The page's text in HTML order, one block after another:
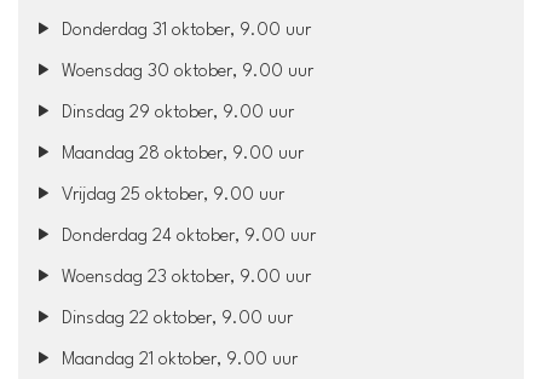
Donderdag 31 oktober, 9.00 uur
Woensdag 30 oktober, 9.00 uur
Dinsdag 29 oktober, 9.00 uur
Maandag 28 oktober, 9.00 uur
Vrijdag 25 oktober, 9.00 uur
Donderdag 24 oktober, 9.00 uur
Woensdag 23 oktober, 9.00 uur
Dinsdag 22 oktober, 9.00 uur
Maandag 21 oktober, 9.00 uur